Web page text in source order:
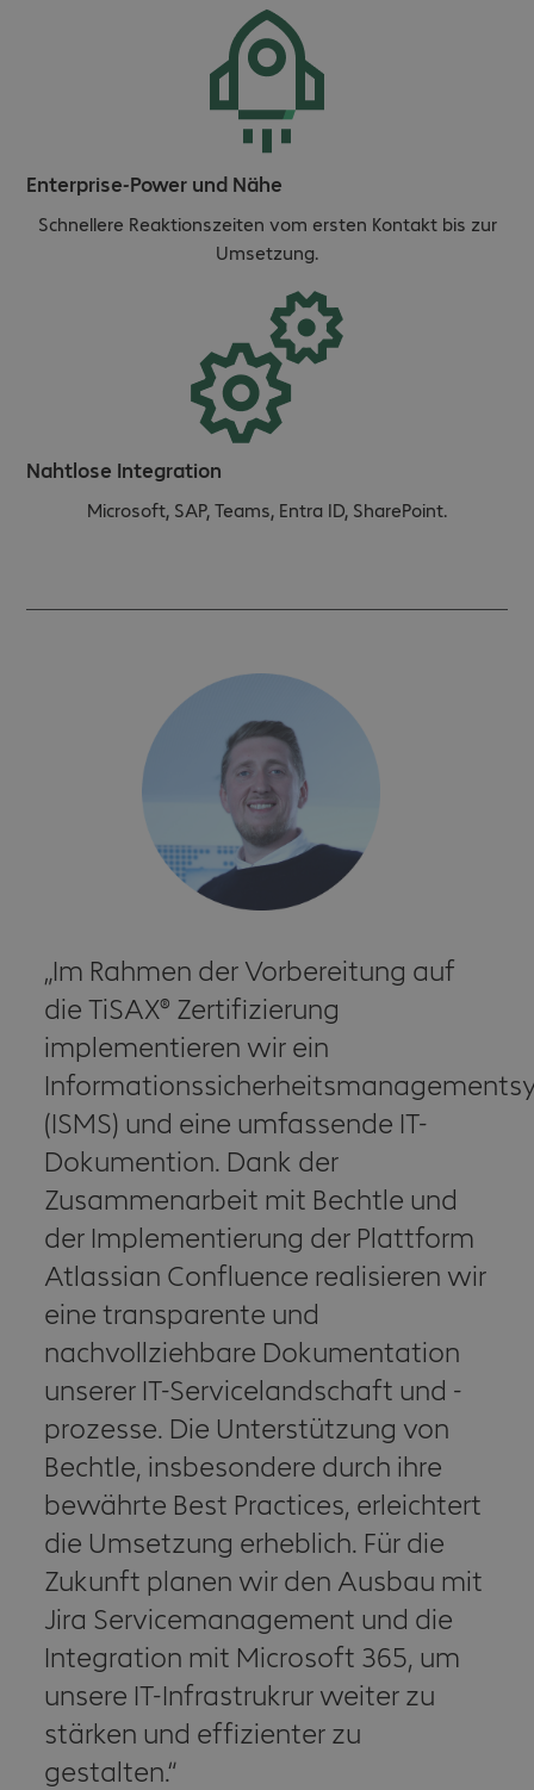
Enterprise-Power und Nähe
Schnellere Reaktionszeiten vom ersten Kontakt bis zur
Umsetzung.
Nahtlose Integration
Microsoft, SAP, Teams, Entra ID, SharePoint.
Im Rahmen der Vorbereitung auf
die TiSAX® Zertifizierung
implementieren wir ein
(ISMS) und eine umfassende IT-
Dokumention. Dank der
Zusammenarbeit mit Bechtle und
der Implementierung der Plattform
Atlassian Confluence realisieren wir
eine transparente und
nachvollziehbare Dokumentation
unserer IT-Servicelandschaft und -
prozesse. Die Unterstützung von
Bechtle, insbesondere durch ihre
bewährte Best Practices, erleichtert
die Umsetzung erheblich. Für die
Zukunft planen wir den Ausbau mit
Jira Servicemanagement und die
Integration mit Microsoft 365, um
unsere IT-Infrastrukrur weiter zu
stärken und effizienter zu
gestalten.